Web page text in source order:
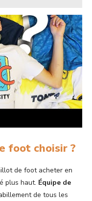
foot choisir ?
de foot acheter en
plus haut. Équipe de
de tous les